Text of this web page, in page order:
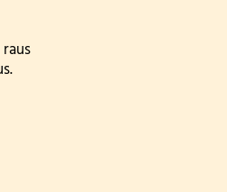
war in der Wildbadmühle